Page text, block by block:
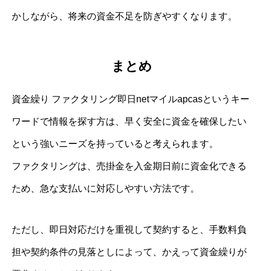
かしながら、将来の資金不足を防ぎやすくなります。
まとめ
資金繰り ファクタリング即日netマイルapcasというキー
ワードで情報を探す方は、早く安全に資金を確保したい
という強いニーズを持っていると考えられます。
ファクタリングは、売掛金を入金期日前に資金化できる
ため、急な支払いに対応しやすい方法です。
ただし、即日対応だけを重視して契約すると、手数料負
担や契約条件の見落としによって、かえって資金繰りが